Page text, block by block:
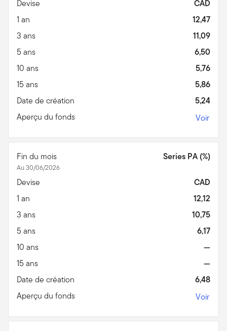
Devise
CAD
1 an
12,47
3 ans
11,09
5 ans
6,50
10 ans
5,76
15 ans
5,86
Date de création
5,24
Aperçu du fonds
Voir
Fin du mois
Au 30/06/2026
Series PA (%)
Devise
CAD
1 an
12,12
3 ans
10,75
5 ans
6,17
10 ans
—
15 ans
—
Date de création
6,48
Aperçu du fonds
Voir